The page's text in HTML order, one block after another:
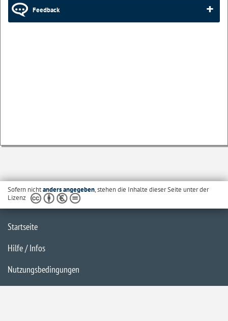
Feedback
Sofern nichtanders angegeben, stehen die Inhalte dieser Seite unter der
Lizenz
Startseite
Hilfe / Infos
Nutzungsbedingungen